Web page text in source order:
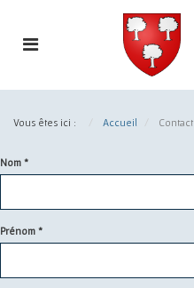
Toggle
Commune
Wavrans-
l'Aa
Vous êtes ici : Accueil Contact
Nom *
Prénom *